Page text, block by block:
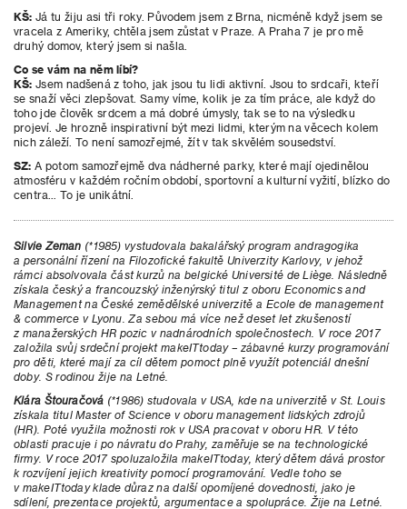
KŠ: Já tu žiju asi tři roky. Původem jsem z Brna, nicméně když jsem se
vracela z Ameriky, chtěla jsem zůstat v Praze. A Praha 7 je pro mě
druhý domov, který jsem si našla.
Co se vám na něm líbí?
KŠ: Jsem nadšená z toho, jak jsou tu lidi aktivní. Jsou to srdcaři, kteří
se snaží věci zlepšovat. Samy víme, kolik je za tím práce, ale když do
toho jde člověk srdcem a má dobré úmysly, tak se to na výsledku
projeví. Je hrozně inspirativní být mezi lidmi, kterým na věcech kolem
nich záleží. To není samozřejmé, žít v tak skvělém sousedství.
SZ:A potom samozřejmě dva nádherné parky, které mají ojedinělou
atmosféru v každém ročním období, sportovní a kulturní vyžití, blízko do
centra… To je unikátní.
Silvie Zeman (*1985) vystudovala bakalářský program andragogika
a personální řízení na Filozofické fakultě Univerzity Karlovy, v jehož
rámci absolvovala část kurzů na belgické Université de Liège. Následně
získala český a francouzský inženýrský titul z oboru Economics and
Management na České zemědělské univerzitě a Ecole de management
& commerce v Lyonu. Za sebou má více než deset let zkušeností
z manažerských HR pozic v nadnárodních společnostech. V roce 2017
založila svůj srdeční projekt makeITtoday – zábavné kurzy programování
pro děti, které mají za cíl dětem pomoct plně využít potenciál dnešní
doby. S rodinou žije na Letné.
Klára Štouračová (*1986) studovala v USA, kde na univerzitě v St. Louis
získala titul Master of Sciencev oboru management lidských zdrojů
(HR). Poté využila možnosti rok v USA pracovat v oboru HR. V této
oblasti pracuje i po návratu do Prahy, zaměřuje se na technologické
firmy. V roce 2017 spoluzaložila makeITtoday, který dětem dává prostor
k rozvíjení jejich kreativity pomocí programování. Vedle toho se
v makeITtoday klade důraz na další opomíjené dovednosti, jako je
sdílení, prezentace projektů, argumentace a spolupráce. Žije na Letné.